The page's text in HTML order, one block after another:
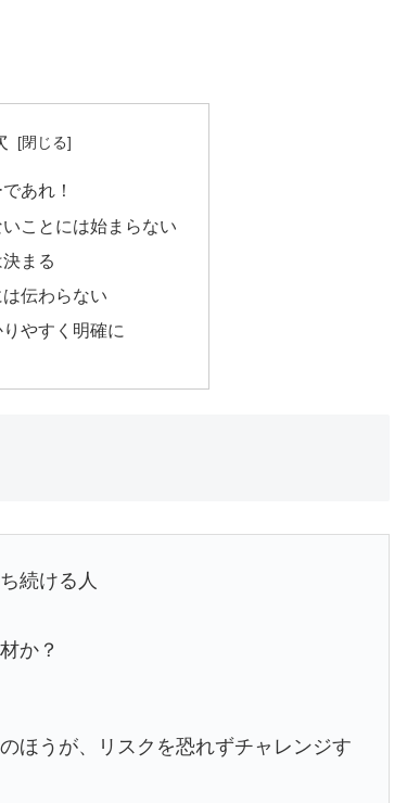
あれ！
ことには始まらない
まる
伝わらない
やすく明確に
続ける人
か？
ほうが、リスクを恐れずチャレンジす